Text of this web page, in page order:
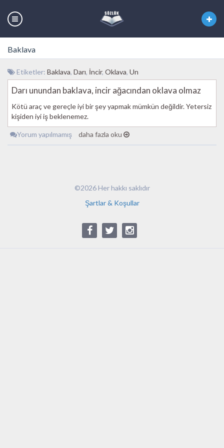
Baklava
Etiketler: Baklava, Darı, İncir, Oklava, Un
Darı unundan baklava, incir ağacından oklava olmaz
Kötü araç ve gereçle iyi bir şey yapmak mümkün değildir. Yetersiz
kişiden iyi iş beklenemez.
Yorum yapılmamış daha fazla oku
©2026 Her hakkı saklıdır
Şartlar & Koşullar